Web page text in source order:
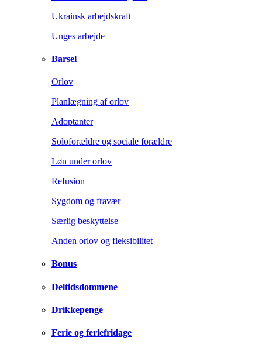
Ukrainsk arbejdskraft
Unges arbejde
Barsel
Orlov
Planlægning af orlov
Adoptanter
Soloforældre og sociale forældre
Løn under orlov
Refusion
Sygdom og fravær
Særlig beskyttelse
Anden orlov og fleksibilitet
Bonus
Deltidsdommene
Drikkepenge
Ferie og feriefridage